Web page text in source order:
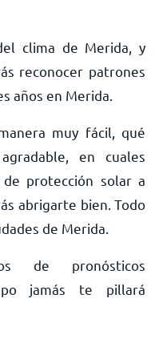
clima de Merida, y
reconocer patrones
años en Merida.
muy fácil, qué
en cuales
protección solar a
abrigarte bien. Todo
de Merida.
de pronósticos
jamás te pillará